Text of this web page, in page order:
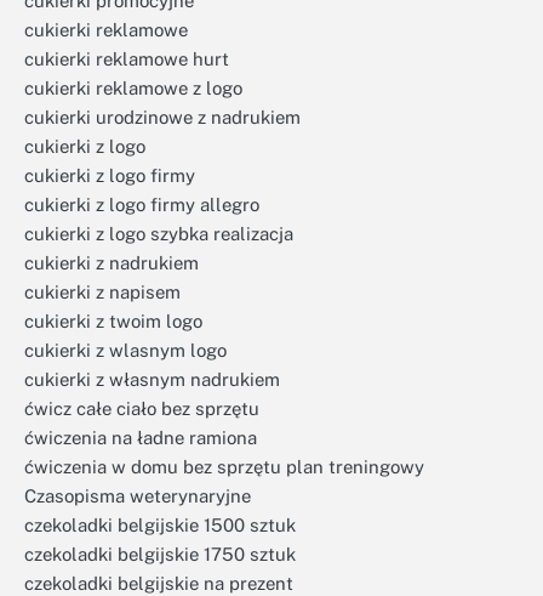
cukierki reklamowe
cukierki reklamowe hurt
cukierki reklamowe z logo
cukierki urodzinowe z nadrukiem
cukierki z logo
cukierki z logo firmy
cukierki z logo firmy allegro
cukierki z logo szybka realizacja
cukierki z nadrukiem
cukierki z napisem
cukierki z twoim logo
cukierki z wlasnym logo
cukierki z własnym nadrukiem
ćwicz całe ciało bez sprzętu
ćwiczenia na ładne ramiona
ćwiczenia w domu bez sprzętu plan treningowy
Czasopisma weterynaryjne
czekoladki belgijskie 1500 sztuk
czekoladki belgijskie 1750 sztuk
czekoladki belgijskie na prezent